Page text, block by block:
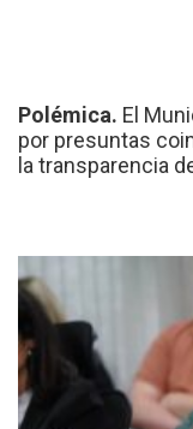
Polémica. El
por presuntas
la transparencia